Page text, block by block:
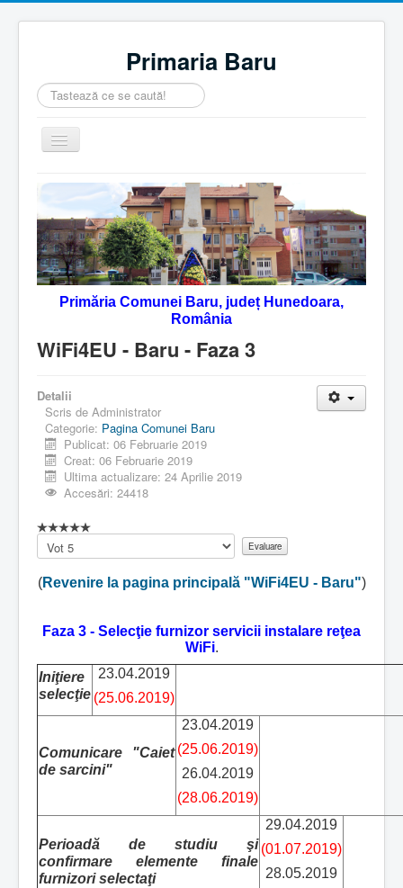
Primaria Baru
Căutare
...
Comută
navigarea
Home
Despre noi
Noutăţi
Contact
Servicii Online
Primăria Comunei Baru, județ Hunedoara,
România
WiFi4EU - Baru - Faza 3
Detalii
Scris de Administrator
Categorie: Pagina Comunei Baru
Publicat: 06 Februarie 2019
Creat: 06 Februarie 2019
Ultima actualizare: 24 Aprilie 2019
Accesări: 24418
Vă
rugăm
să
evaluați
(Revenire la pagina principală "WiFi4EU - Baru")
Faza 3 - Selecţie furnizor servicii instalare reţea
WiFi.
Iniţiere
selecţie
23.04.2019
(25.06.2019)
Comunicare "Caiet
de sarcini"
23.04.2019
(25.06.2019)
26.04.2019
(28.06.2019)
Perioadă de studiu şi
confirmare elemente finale
furnizori selectaţi
29.04.2019
(01.07.2019)
28.05.2019